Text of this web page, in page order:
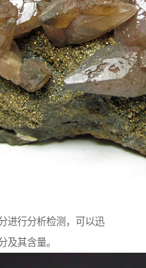
进行分析检测，可以迅
及其含量。